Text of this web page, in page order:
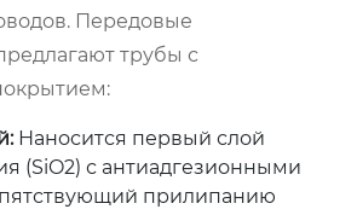
Передовые
трубы с
Наносится первый слой
(SiO2) с антиадгезионными
прилипанию